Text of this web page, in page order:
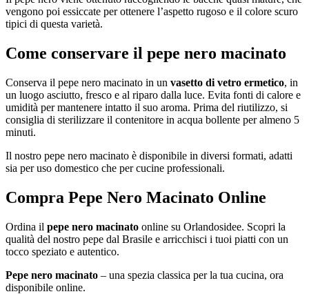
vengono poi essiccate per ottenere l’aspetto rugoso e il colore scuro
tipici di questa varietà.
Come conservare il pepe nero macinato
Conserva il pepe nero macinato in un vasetto di vetro ermetico, in
un luogo asciutto, fresco e al riparo dalla luce. Evita fonti di calore e
umidità per mantenere intatto il suo aroma. Prima del riutilizzo, si
consiglia di sterilizzare il contenitore in acqua bollente per almeno 5
minuti.
Il nostro pepe nero macinato è disponibile in diversi formati, adatti
sia per uso domestico che per cucine professionali.
Compra Pepe Nero Macinato Online
Ordina il pepe nero macinato online su Orlandosidee. Scopri la
qualità del nostro pepe dal Brasile e arricchisci i tuoi piatti con un
tocco speziato e autentico.
Pepe nero macinato – una spezia classica per la tua cucina, ora
disponibile online.